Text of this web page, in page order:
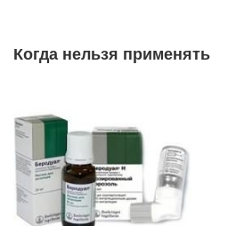
Когда нельзя применять